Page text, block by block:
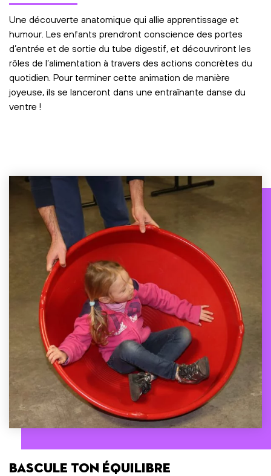
Une découverte anatomique qui allie apprentissage et
humour. Les enfants prendront conscience des portes
d’entrée et de sortie du tube digestif, et découvriront les
rôles de l’alimentation à travers des actions concrètes du
quotidien. Pour terminer cette animation de manière
joyeuse, ils se lanceront dans une entraînante danse du
ventre !
Bascule ton équilibre